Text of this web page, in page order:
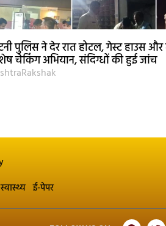
पुलिस ने देर रात होटल, गेस्ट हाउस और
चेकिंग अभियान, संदिग्धों की हुई जांच
स्वास्थ्य ई-पेपर